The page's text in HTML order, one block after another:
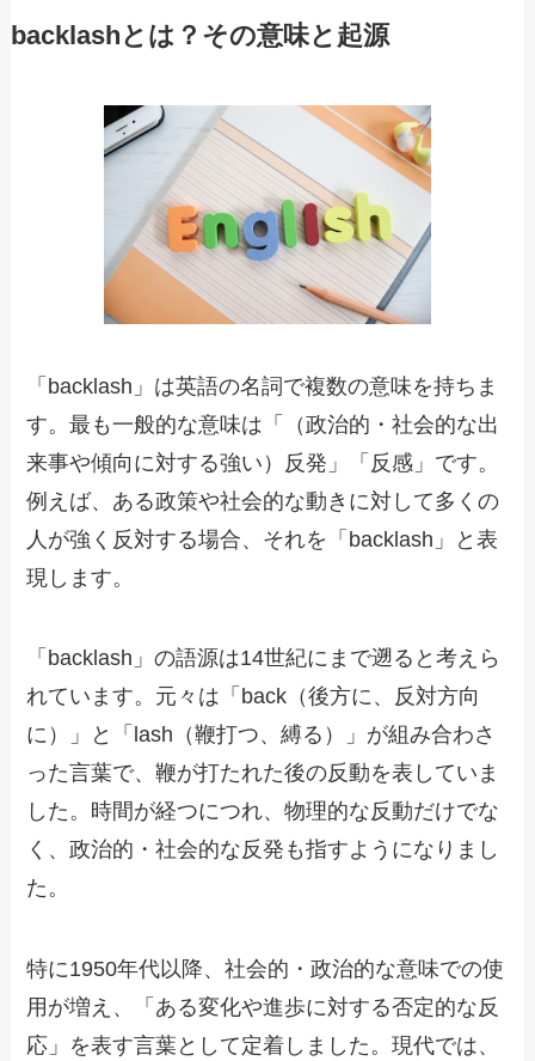
backlashとは？その意味と起源
「backlash」は英語の名詞で複数の意味を持ちま
す。最も一般的な意味は「（政治的・社会的な出
来事や傾向に対する強い）反発」「反感」です。
例えば、ある政策や社会的な動きに対して多くの
人が強く反対する場合、それを「backlash」と表
現します。
「backlash」の語源は14世紀にまで遡ると考えら
れています。元々は「back（後方に、反対方向
に）」と「lash（鞭打つ、縛る）」が組み合わさ
った言葉で、鞭が打たれた後の反動を表していま
した。時間が経つにつれ、物理的な反動だけでな
く、政治的・社会的な反発も指すようになりまし
た。
特に1950年代以降、社会的・政治的な意味での使
用が増え、「ある変化や進歩に対する否定的な反
応」を表す言葉として定着しました。現代では、